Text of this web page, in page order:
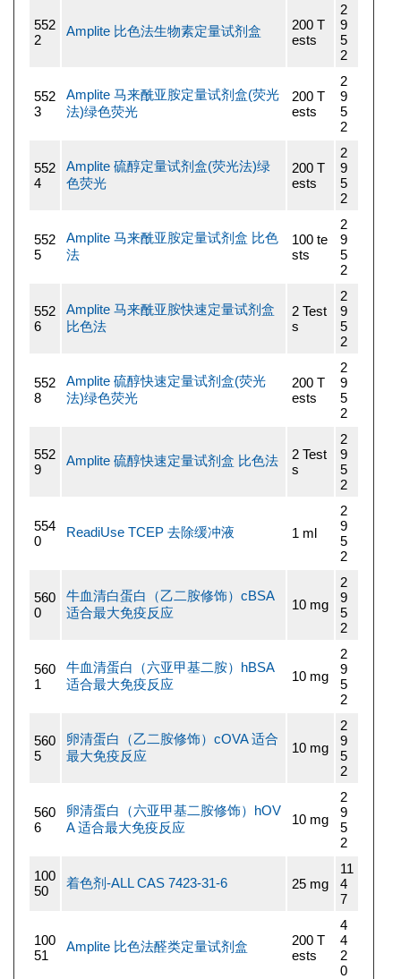
552
2
Amplite 比色法生物素定量试剂盒
200 T
ests
2
9
5
2
552
3
Amplite 马来酰亚胺定量试剂盒(荧光
法)绿色荧光
200 T
ests
2
9
5
2
552
4
Amplite 硫醇定量试剂盒(荧光法)绿
色荧光
200 T
ests
2
9
5
2
552
5
Amplite 马来酰亚胺定量试剂盒 比色
法
100 te
sts
2
9
5
2
552
6
Amplite 马来酰亚胺快速定量试剂盒
比色法
2 Test
s
2
9
5
2
552
8
Amplite 硫醇快速定量试剂盒(荧光
法)绿色荧光
200 T
ests
2
9
5
2
552
9
Amplite 硫醇快速定量试剂盒 比色法
2 Test
s
2
9
5
2
554
0
ReadiUse TCEP 去除缓冲液 1 ml
2
9
5
2
560
0
牛血清白蛋白（乙二胺修饰）cBSA
适合最大免疫反应
10 mg
2
9
5
2
560
1
牛血清蛋白（六亚甲基二胺）hBSA
适合最大免疫反应
10 mg
2
9
5
2
560
5
卵清蛋白（乙二胺修饰）cOVA 适合
最大免疫反应
10 mg
2
9
5
2
560
6
卵清蛋白（六亚甲基二胺修饰）hOV
A 适合最大免疫反应
10 mg
2
9
5
2
100
50
着色剂-ALL CAS 7423-31-6 25 mg
11
4
7
100
51
Amplite 比色法醛类定量试剂盒
200 T
ests
4
4
2
0